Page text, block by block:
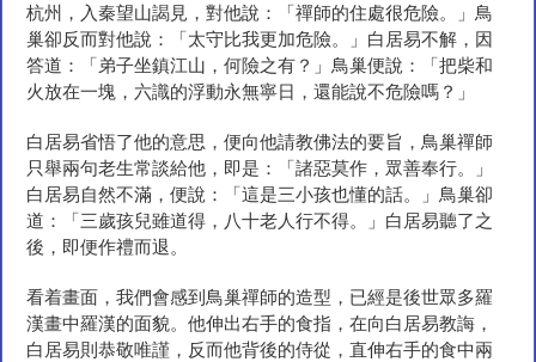
杭州，入秦望山謁見，對他說：「禪師的住處很危險。」鳥
巢卻反而對他說：「太守比我更加危險。」白居易不解，因
答道：「弟子坐鎮江山，何險之有？」鳥巢便說：「把柴和
火放在一塊，六識的浮動永無寧日，還能說不危險嗎？」
白居易省悟了他的意思，便向他請教佛法的要旨，鳥巢禪師
只舉兩句老生常談給他，即是：「諸惡莫作，眾善奉行。」
白居易自然不滿，便說：「這是三小孩也懂的話。」鳥巢卻
道：「三歲孩兒雖道得，八十老人行不得。」白居易聽了之
後，即便作禮而退。
看着畫面，我們會感到鳥巢禪師的造型，已經是後世眾多羅
漢畫中羅漢的面貌。他伸出右手的食指，在向白居易教誨，
白居易則恭敬唯謹，反而他背後的侍從，直伸右手的食中兩